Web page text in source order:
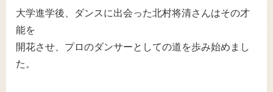
大学進学後、ダンスに出会った北村将清さんはその才
能を
開花させ、プロのダンサーとしての道を歩み始めまし
た。